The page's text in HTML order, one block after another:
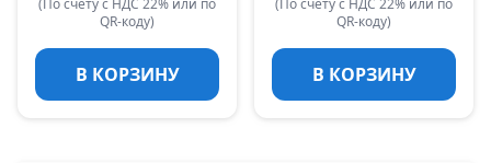
(По счету с НДС 22% или по
QR-коду)
В КОРЗИНУ
(По счету с НДС 22% или по
QR-коду)
В КОРЗИНУ